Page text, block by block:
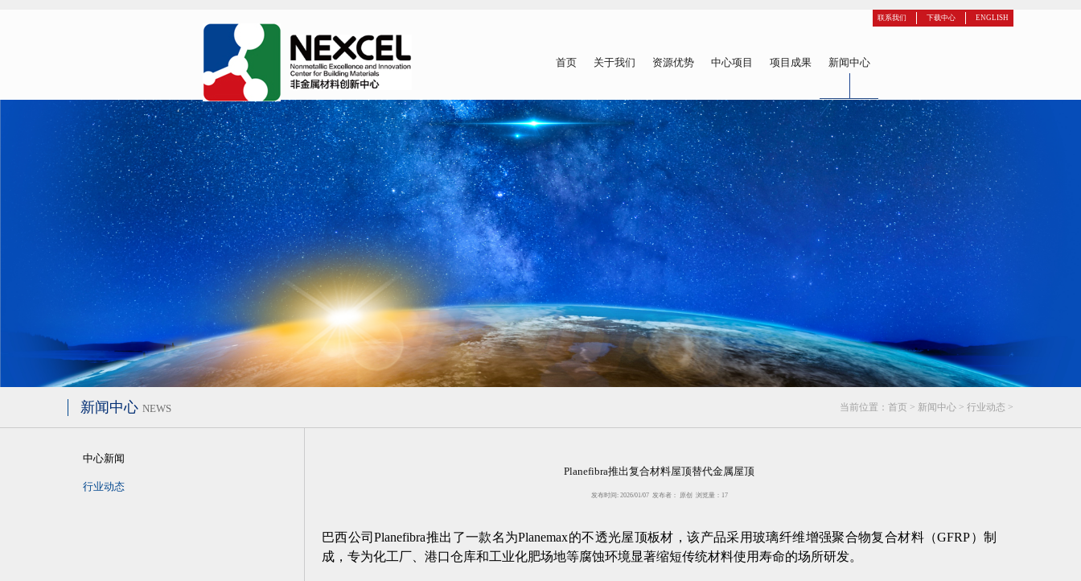
联系我们 下载中心 ENGLISH
首页 关于我们 资源优势 中心项目 项目成果 新闻中心
新闻中心NEWS 当前位置： 首页 > 新闻中心 > 行业动态 >
中心新闻
行业动态
Planefibra推出复合材料屋顶替代金属屋顶
发布时间: 2026/01/07 发布者： 原创 浏览量： 17
巴西公司Planefibra推出了一款名为Planemax的不透光屋顶板材，该产品采用玻璃纤维增强聚合物复合材料（GFRP）制
成，专为化工厂、港口仓库和工业化肥场地等腐蚀环境显著缩短传统材料使用寿命的场所研发。